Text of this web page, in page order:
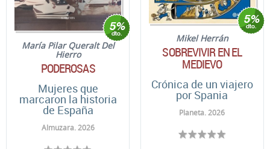
María Pilar Queralt Del
Hierro
PODEROSAS
Mujeres que
marcaron la historia
de España
Almuzara. 2026
Mikel Herrán
SOBREVIVIR EN EL
MEDIEVO
Crónica de un viajero
por Spania
Planeta. 2026